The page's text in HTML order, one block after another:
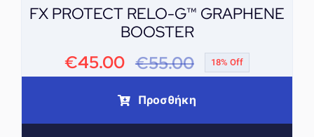
FX PROTECT RELO-G™ GRAPHENE
BOOSTER
€55.00
Original
price
€45.00
Η
τρέχουσα
18% Off
Προσθήκη